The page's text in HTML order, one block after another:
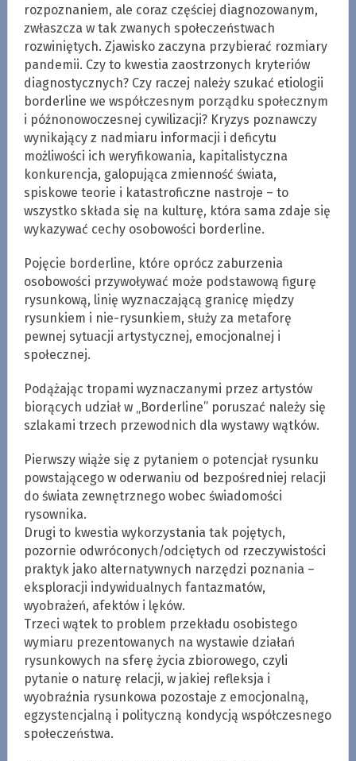
rozpoznaniem, ale coraz częściej diagnozowanym,
zwłaszcza w tak zwanych społeczeństwach
rozwiniętych. Zjawisko zaczyna przybierać rozmiary
pandemii. Czy to kwestia zaostrzonych kryteriów
diagnostycznych? Czy raczej należy szukać etiologii
borderline we współczesnym porządku społecznym
i późnonowoczesnej cywilizacji? Kryzys poznawczy
wynikający z nadmiaru informacji i deficytu
możliwości ich weryfikowania, kapitalistyczna
konkurencja, galopująca zmienność świata,
spiskowe teorie i katastroficzne nastroje – to
wszystko składa się na kulturę, która sama zdaje się
wykazywać cechy osobowości borderline.
Pojęcie borderline, które oprócz zaburzenia
osobowości przywoływać może podstawową figurę
rysunkową, linię wyznaczającą granicę między
rysunkiem i nie-rysunkiem, służy za metaforę
pewnej sytuacji artystycznej, emocjonalnej i
społecznej.
Podążając tropami wyznaczanymi przez artystów
biorących udział w „Borderline” poruszać należy się
szlakami trzech przewodnich dla wystawy wątków.
Pierwszy wiąże się z pytaniem o potencjał rysunku
powstającego w oderwaniu od bezpośredniej relacji
do świata zewnętrznego wobec świadomości
rysownika.
Drugi to kwestia wykorzystania tak pojętych,
pozornie odwróconych/odciętych od rzeczywistości
praktyk jako alternatywnych narzędzi poznania –
eksploracji indywidualnych fantazmatów,
wyobrażeń, afektów i lęków.
Trzeci wątek to problem przekładu osobistego
wymiaru prezentowanych na wystawie działań
rysunkowych na sferę życia zbiorowego, czyli
pytanie o naturę relacji, w jakiej refleksja i
wyobraźnia rysunkowa pozostaje z emocjonalną,
egzystencjalną i polityczną kondycją współczesnego
społeczeństwa.